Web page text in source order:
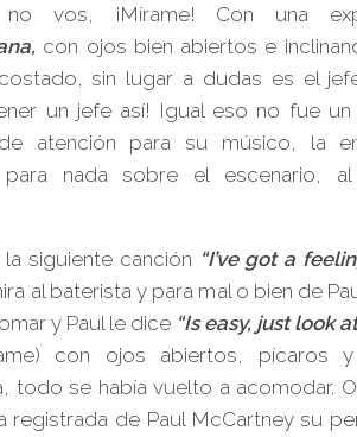
no vos, ¡Mírame! Con una
con ojos bien abiertos e
sin lugar a dudas es el
un jefe así! Igual eso no fue
atención para su músico, la
para nada sobre el escenario,
la siguiente canción “I’ve got a
al baterista y para mal o bien de
y Paul le dice “Is easy, just look
con ojos abiertos, pícaros
todo se había vuelto a acomodar.
registrada de Paul McCartney su